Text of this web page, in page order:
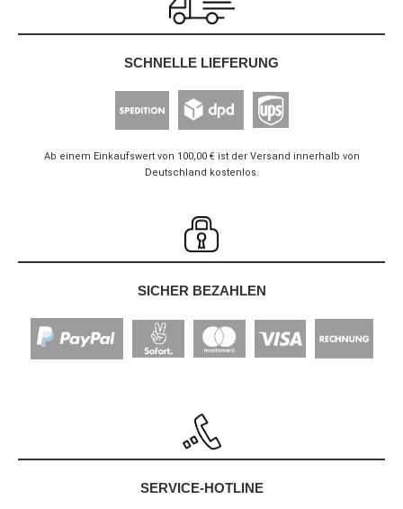
SCHNELLE LIEFERUNG
Ab einem Einkaufswert von 100,00 € ist der Versand innerhalb von
Deutschland kostenlos.
SICHER BEZAHLEN
SERVICE-HOTLINE